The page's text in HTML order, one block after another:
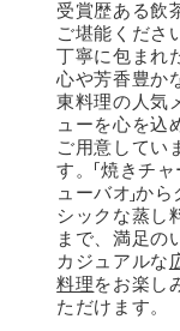
受賞歴ある飲
ご堪能くださ
丁寧に包まれ
心や芳香豊か
東料理の人気
ューを心を込
ご用意してい
す。「焼きチ
ューバオ」か
シックな蒸し
まで、満足の
カジュアルな
料理 をお楽し
ただけます。